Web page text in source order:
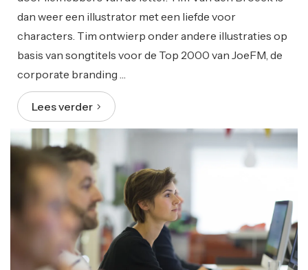
dan weer een illustrator met een liefde voor
characters. Tim ontwierp onder andere illustraties op
basis van songtitels voor de Top 2000 van JoeFM, de
corporate branding …
Lees verder